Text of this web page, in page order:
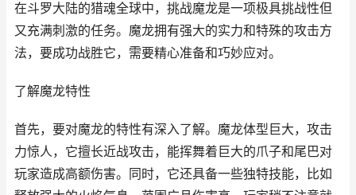
在斗罗大陆的猎魂全球中，挑战魔龙是一项极具挑战性但
又充满刺激的任务。魔龙拥有强大的实力和特殊的攻击方
法，要成功战胜它，需要精心准备和巧妙应对。
了解魔龙特性
首先，要对魔龙的特性有深入了解。魔龙体型巨大，攻击
力惊人，它擅长近战攻击，能挥舞着巨大的爪子和尾巴对
玩家造成高额伤害。同时，它还具备一些独特技能，比如